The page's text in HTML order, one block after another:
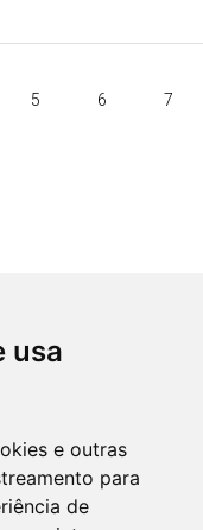
usa
e outras
para
de
5 6 7